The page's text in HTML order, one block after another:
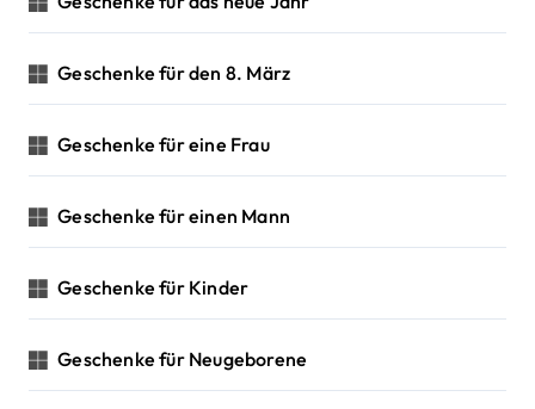
Geschenke für den 8. März
Geschenke für eine Frau
Geschenke für einen Mann
Geschenke für Kinder
Geschenke für Neugeborene